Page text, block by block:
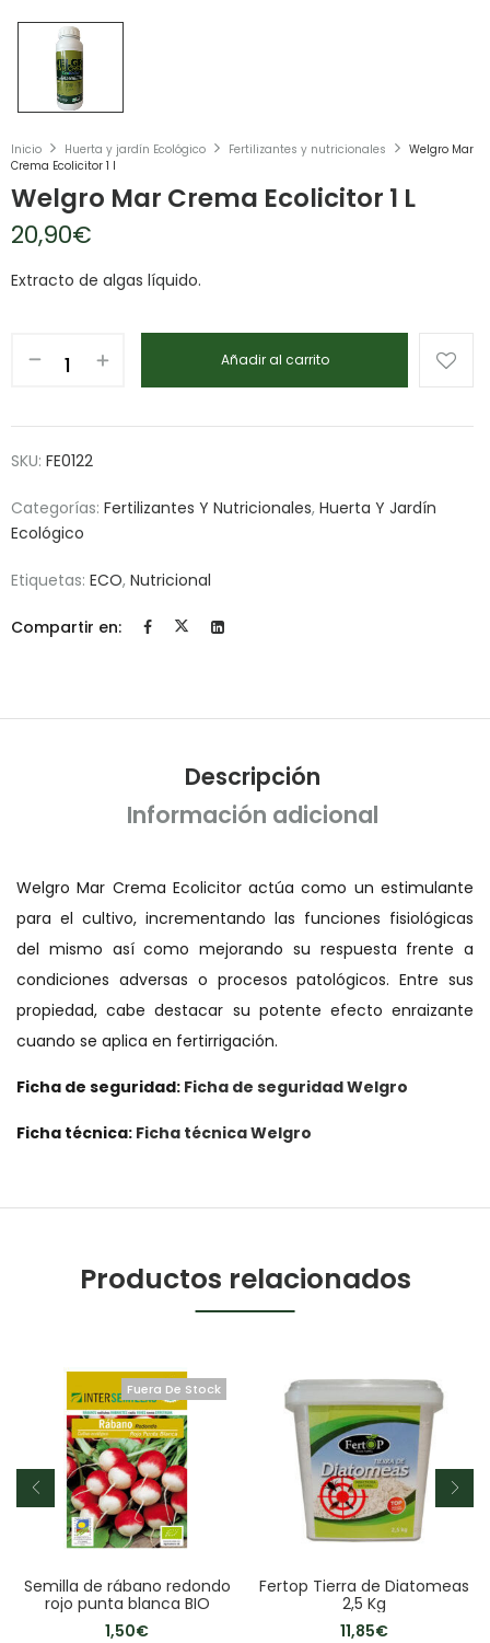
Inicio Huerta y jardín Ecológico Fertilizantes y nutricionales
Welgro Mar
Crema Ecolicitor 1 l
Welgro Mar Crema Ecolicitor 1 L
20,90€
Extracto de algas líquido.
Añadir al carrito
SKU: FE0122
Categorías: Fertilizantes Y Nutricionales, Huerta Y Jardín
Ecológico
Etiquetas: ECO, Nutricional
Compartir en:
Descripción
Información adicional
Welgro Mar Crema Ecolicitor actúa como un estimulante
para el cultivo, incrementando las funciones fisiológicas
del mismo así como mejorando su respuesta frente a
condiciones adversas o procesos patológicos. Entre sus
propiedad, cabe destacar su potente efecto enraizante
cuando se aplica en fertirrigación.
Ficha de seguridad: Ficha de seguridad Welgro
Ficha técnica: Ficha técnica Welgro
Productos relacionados
Fuera De Stock
Semilla de rábano redondo
rojo punta blanca BIO
1,50€
Fertop Tierra de Diatomeas
2,5 Kg
11,85€